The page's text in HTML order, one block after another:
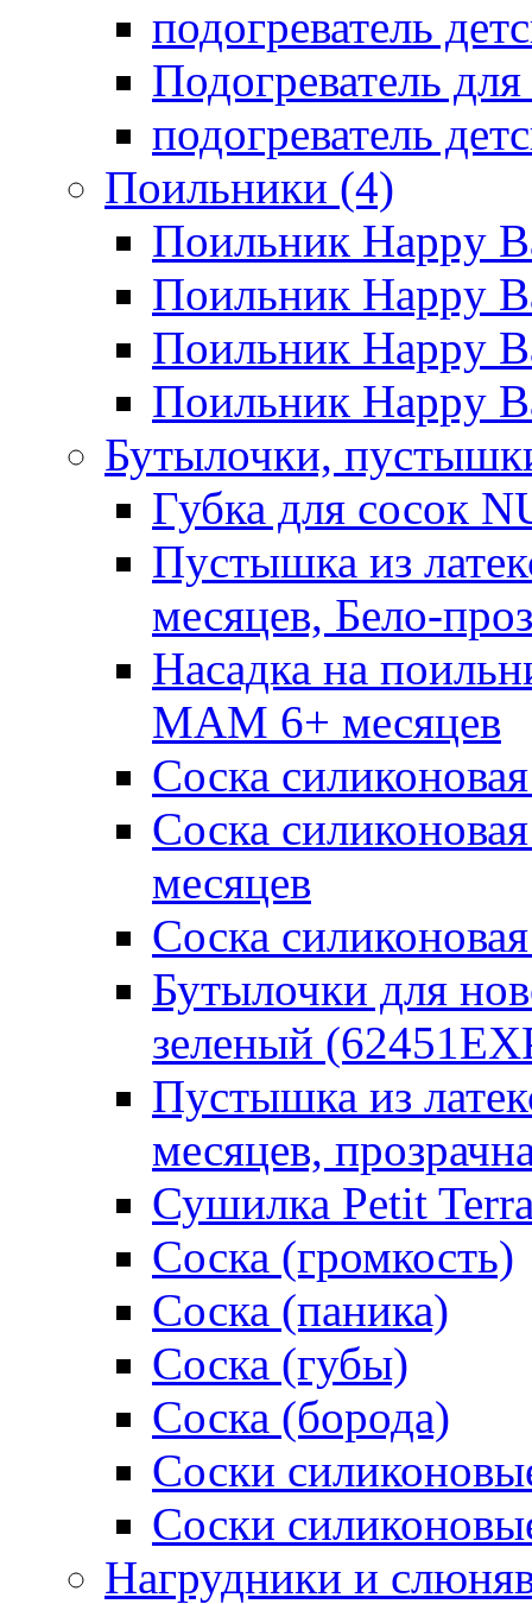
подогреватель
Подогреватель
подогреватель
Поильники (4)
Поильник Happy
Поильник Happy
Поильник Happy
Поильник Happy
Бутылочки,
Губка для сосок
Пустышка из
месяцев, Бело-
Насадка на
MAM 6+ месяцев
Соска
Соска
месяцев
Соска
Бутылочки для
зеленый
Пустышка из
месяцев,
Сушилка Petit
Соска (громкость)
Соска (паника)
Соска (губы)
Соска (борода)
Соски
Соски
Нагрудники и